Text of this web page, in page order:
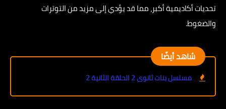
تحديات أكاديمية أكبر، مما قد يؤدي إلى مزيد من التوترات
والضغوط.
شاهد أيضًا
مسلسل بنات ثانوى 2 الحلقة الثانية 2